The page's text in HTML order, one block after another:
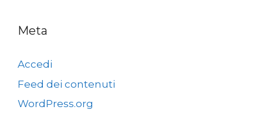
Meta
Accedi
Feed dei contenuti
WordPress.org